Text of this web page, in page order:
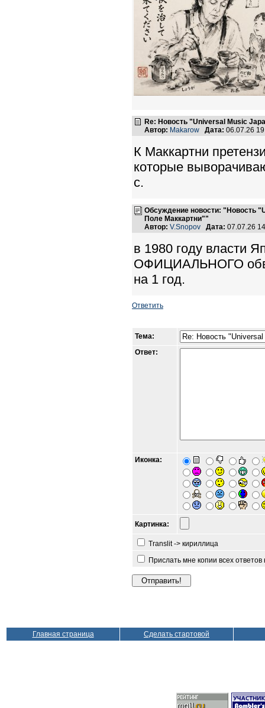
Re: Новость "Universal Music
Автор: Makarow Дата: 06.07.26
К Маккартни
которые
с.
Обсуждение новости: "Новость
Поле Маккартни""
Автор: V.Snopov Дата: 07.07.26
в 1980 году власти
ОФИЦИАЛЬНОГО
на 1 год.
Ответить
Тема:
Ответ:
Иконка:
Картинка:
Translit -> кириллица
Прислать мне копии всех
Главная страница Сделать стартовой